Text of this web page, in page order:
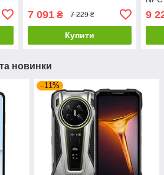
7 091₴ 7 229 ₴
Купити
9
новинки
–11%